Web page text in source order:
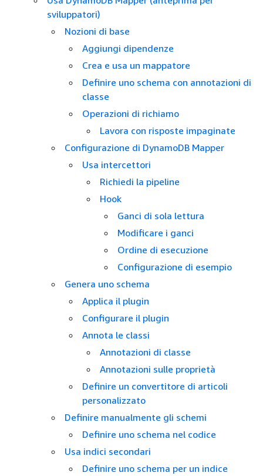
sviluppatori)
Nozioni di base
Aggiungi dipendenze
Crea e usa un mappatore
Definire uno schema con annotazioni di
classe
Operazioni di richiamo
Lavora con risposte impaginate
Configurazione di DynamoDB Mapper
Usa intercettori
Richiedi la pipeline
Hook
Ganci di sola lettura
Modificare i ganci
Ordine di esecuzione
Configurazione di esempio
Genera uno schema
Applica il plugin
Configurare il plugin
Annota le classi
Annotazioni di classe
Annotazioni sulle proprietà
Definire un convertitore di articoli
personalizzato
Definire manualmente gli schemi
Definire uno schema nel codice
Usa indici secondari
Definire uno schema per un indice